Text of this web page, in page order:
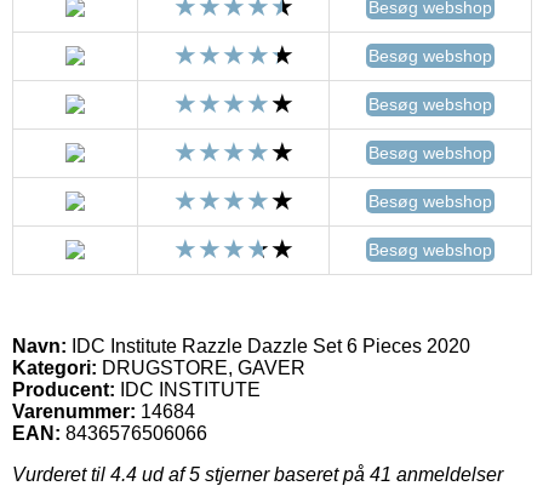
Besøg webshop
Besøg webshop
Besøg webshop
Besøg webshop
Besøg webshop
Besøg webshop
Navn: IDC Institute Razzle Dazzle Set 6 Pieces 2020
Kategori: DRUGSTORE, GAVER
Producent:
IDC INSTITUTE
Varenummer: 14684
EAN: 8436576506066
Vurderet til 4.4 ud af 5 stjerner baseret på 41 anmeldelser